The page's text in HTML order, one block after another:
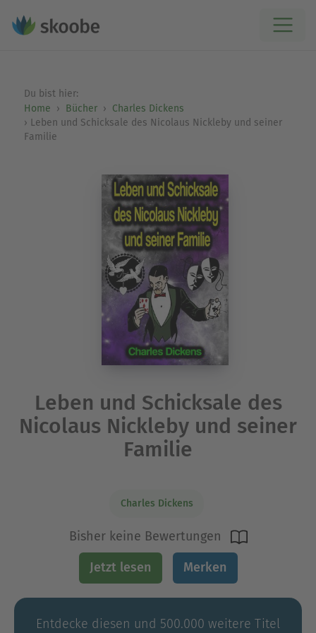
Du bist hier:
Home
Bücher
Charles Dickens
Leben und Schicksale des Nicolaus Nickleby und seiner
Familie
Leben und Schicksale des
Nicolaus Nickleby und seiner
Familie
Charles Dickens
Bisher keine Bewertungen
Jetzt lesen Merken
Entdecke diesen und 500.000 weitere Titel